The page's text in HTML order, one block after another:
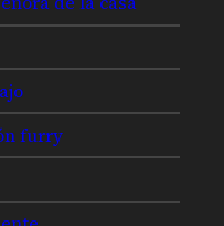
furry